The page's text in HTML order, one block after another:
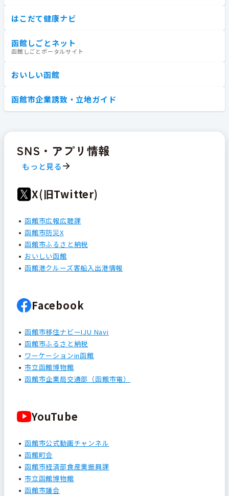
はこだて健康ナビ
函館しごとネット
函館しごとポータルサイト
おいしい函館
函館市企業誘致・立地ガイド
SNS・アプリ情報
もっと見る
X(旧Twitter)
函館市広報広聴課
函館市防災X
函館市ふるさと納税
おいしい函館
函館港クルーズ客船入出港情報
Facebook
函館市移住ナビーIJU Navi
函館市ふるさと納税
ワーケーションin函館
市立函館博物館
函館市企業局交通部（函館市電）
YouTube
函館市公式動画チャンネル
函館町会
函館市経済部食産業振興課
市立函館博物館
函館市議会